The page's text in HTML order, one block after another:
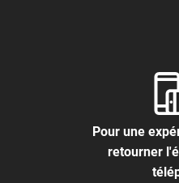
Pour une
retourner